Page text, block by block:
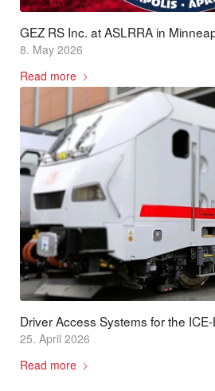
GEZ RS Inc. at ASLRRA in
8. May 2026
Read more
Driver Access Systems for the
25. April 2026
Read more